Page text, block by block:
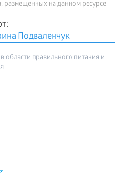
размещенных на данном ресурсе.
Подваленчук
области правильного питания и